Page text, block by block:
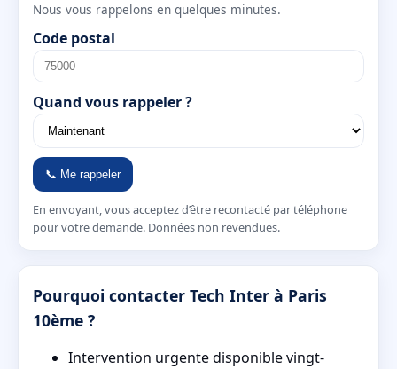
Nous vous rappelons en quelques minutes.
Code postal
Quand vous rappeler ?
📞 Me rappeler
En envoyant, vous acceptez d’être recontacté par téléphone
pour votre demande. Données non revendues.
Pourquoi contacter Tech Inter à Paris
10ème ?
Intervention urgente disponible vingt-